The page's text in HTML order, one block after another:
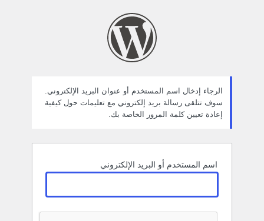
الرجاء إدخال اسم المستخدم أو عنوان البريد الإلكتروني.
سوف تتلقى رسالة بريد إلكتروني مع تعليمات حول كيفية
إعادة تعيين كلمة المرور الخاصة بك.
اسم المستخدم أو البريد الإلكتروني